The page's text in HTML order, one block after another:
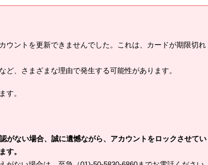
ウントを更新できませんでした。これは、カードが期限切れ
ど、さまざまな理由で発生する可能性があります。
す。
がない場合、誠に遺憾ながら、アカウントをロックさせてい
す。